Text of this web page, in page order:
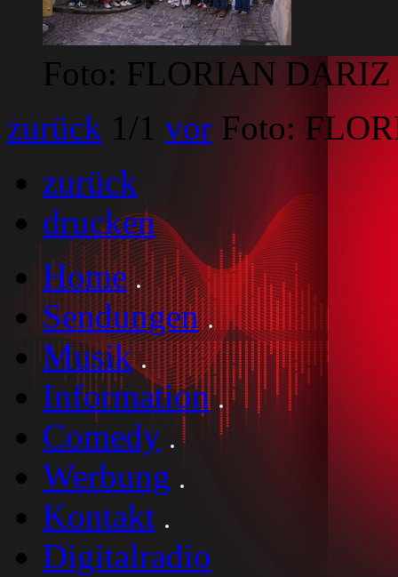
Foto: FLORIAN DARIZ
zurück 1 /1 vor Foto:
zurück
drucken
Home
Sendungen
Musik
Information
Comedy
Werbung
Kontakt
Digitalradio